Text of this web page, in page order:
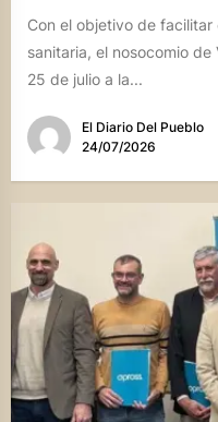
Con el objetivo de
sanitaria, el nosocomio de
25 de julio a la...
El Diario Del Pueblo
24/07/2026